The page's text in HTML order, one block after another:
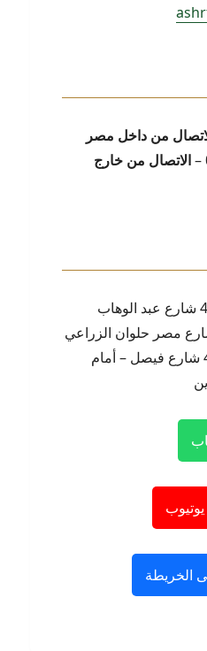
من داخل مصر
الاتصال من خارج
4 شارع عبد الوهاب
مصر حلوان الزراعي
433 شارع فيصل – أمام
الخريطة